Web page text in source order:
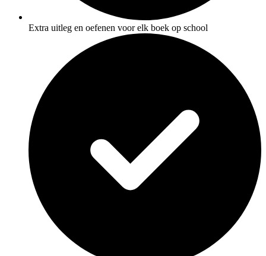
Extra uitleg en oefenen voor elk boek op school